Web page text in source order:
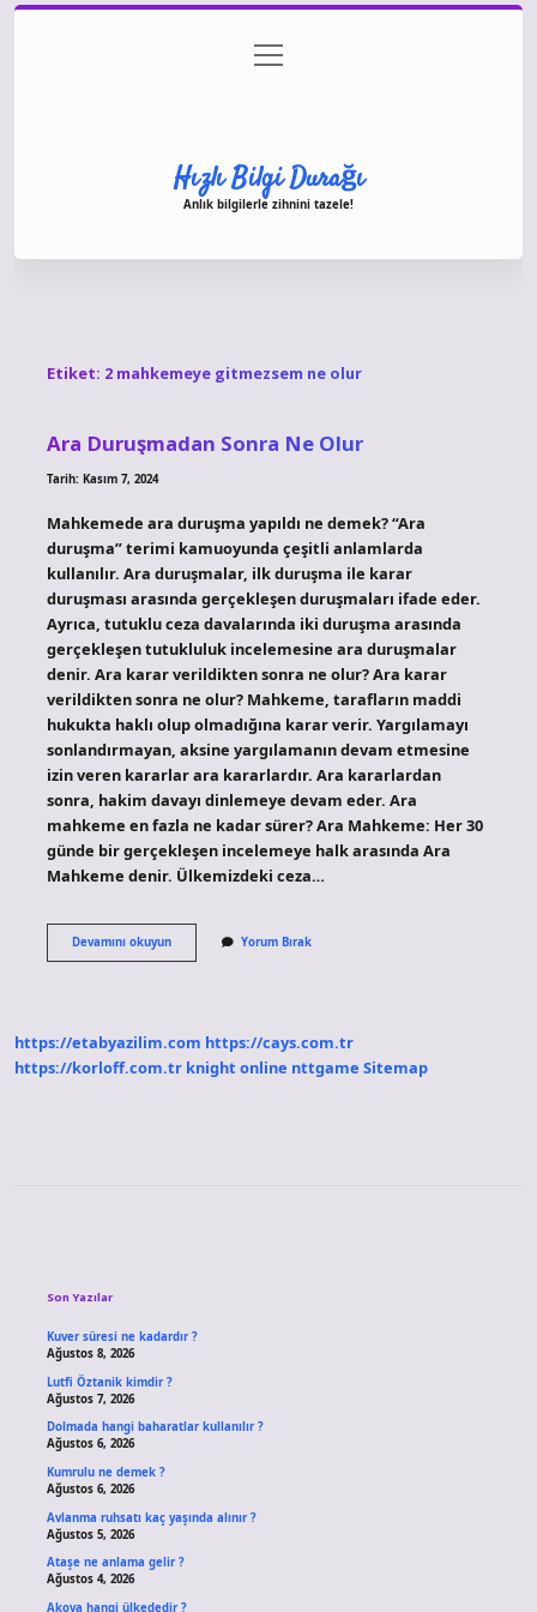
Gizlilik Politikası
menüyü
aç
Hızlı Bilgi Durağı
Anlık bilgilerle zihnini tazele!
Etiket: 2 mahkemeye gitmezsem ne olur
Ara Duruşmadan Sonra Ne Olur
Tarih: Kasım 7, 2024
Mahkemede ara duruşma yapıldı ne demek? “Ara
duruşma” terimi kamuoyunda çeşitli anlamlarda
kullanılır. Ara duruşmalar, ilk duruşma ile karar
duruşması arasında gerçekleşen duruşmaları ifade eder.
Ayrıca, tutuklu ceza davalarında iki duruşma arasında
gerçekleşen tutukluluk incelemesine ara duruşmalar
denir. Ara karar verildikten sonra ne olur? Ara karar
verildikten sonra ne olur? Mahkeme, tarafların maddi
hukukta haklı olup olmadığına karar verir. Yargılamayı
sonlandırmayan, aksine yargılamanın devam etmesine
izin veren kararlar ara kararlardır. Ara kararlardan
sonra, hakim davayı dinlemeye devam eder. Ara
mahkeme en fazla ne kadar sürer? Ara Mahkeme: Her 30
günde bir gerçekleşen incelemeye halk arasında Ara
Mahkeme denir. Ülkemizdeki ceza…
Devamını okuyunAra
Duruşmadan
Yorum Bırak
https://etabyazilim.com https://cays.com.tr
https://korloff.com.tr knight online nttgame Sitemap
Son Yazılar
Kuver süresi ne kadardır ?
Ağustos 8, 2026
Lutfi Öztanik kimdir ?
Ağustos 7, 2026
Dolmada hangi baharatlar kullanılır ?
Ağustos 6, 2026
Kumrulu ne demek ?
Ağustos 6, 2026
Avlanma ruhsatı kaç yaşında alınır ?
Ağustos 5, 2026
Ataşe ne anlama gelir ?
Ağustos 4, 2026
Akova hangi ülkededir ?